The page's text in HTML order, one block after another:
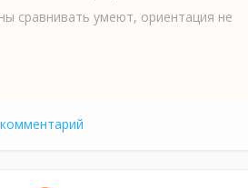
сравнивать умеют, ориентация не